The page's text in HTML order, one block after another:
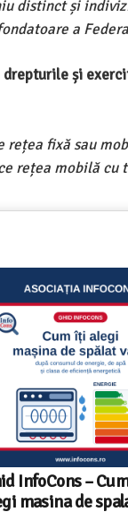
distinct și
a
și
fixă sau
rețea mobilă cu
InfoCons –
masina de